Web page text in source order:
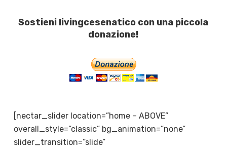
Sostieni livingcesenatico con una piccola
donazione!
[nectar_slider location=”home – ABOVE”
overall_style=”classic” bg_animation=”none”
slider_transition=”slide”